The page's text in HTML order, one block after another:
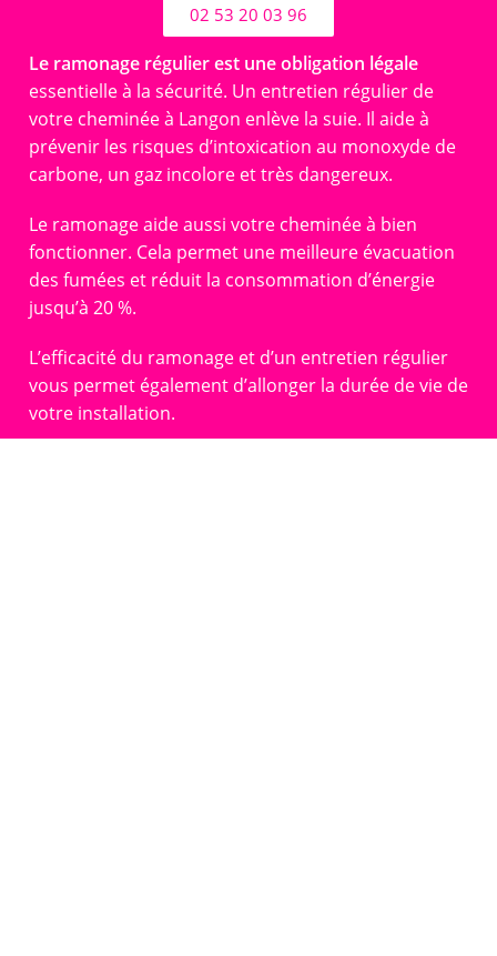
02 53 20 03 96
Le ramonage régulier est une obligation légale
essentielle à la sécurité. Un entretien régulier de
votre cheminée à Langon enlève la suie. Il aide à
prévenir les risques d’intoxication au monoxyde de
carbone, un gaz incolore et très dangereux.
Le ramonage aide aussi votre cheminée à bien
fonctionner. Cela permet une meilleure évacuation
des fumées et réduit la consommation d’énergie
jusqu’à 20 %.
L’efficacité du ramonage et d’un entretien régulier
vous permet également d’allonger la durée de vie de
votre installation.